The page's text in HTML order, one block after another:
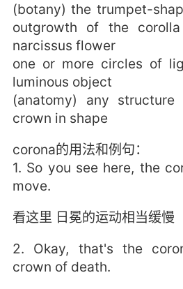
(botany) the trumpet-
outgrowth of the
narcissus flower
one or more circles of
luminous object
(anatomy) any
crown in shape
corona的用法和例句：
1. So you see here, the
move.
看这里 日冕的运动相当缓慢
2. Okay, that's the
crown of death.